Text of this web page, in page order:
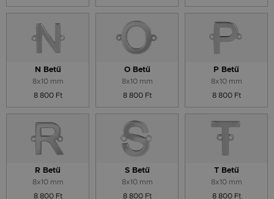
N Betű
8x10 mm
8 800 Ft
O Betű
8x10 mm
8 800 Ft
P Betű
8x10 mm
8 800 Ft
R Betű
8x10 mm
8 800 Ft
S Betű
8x10 mm
8 800 Ft
T Betű
8x10 mm
8 800 Ft